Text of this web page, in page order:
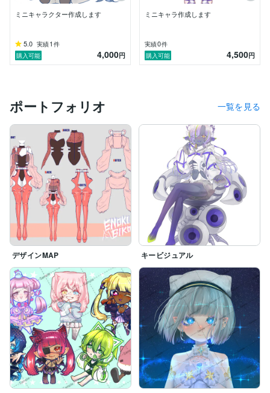
ミニキャラクター作成します
5.0 実績1 件
購入可能
4,000円
ミニキャラ作成します
実績0件
購入可能
4,500円
ポートフォリオ 一覧を見る
デザインMAP キービジュアル